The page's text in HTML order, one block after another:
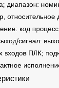
диапазон:
относительное
код
сигнал:
входов ПЛК;